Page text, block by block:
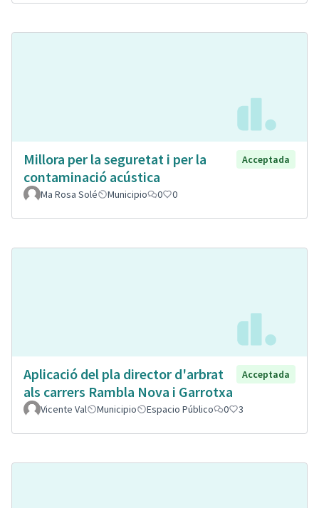
Millora per la seguretat i per la
contaminació acústica
Acceptada
Ma Rosa Solé Municipio 0 0
Aplicació del pla director d'arbrat
als carrers Rambla Nova i Garrotxa
Acceptada
Vicente Val Municipio Espacio Público 0 3